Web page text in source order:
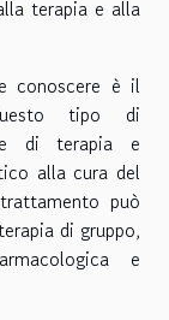
terapia e alla
conoscere è il
tipo di
di terapia e
alla cura del
può
di gruppo,
e